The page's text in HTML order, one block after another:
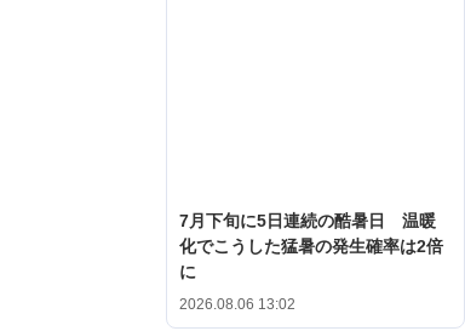
7月下旬に5日連続の酷暑日 温暖
化でこうした猛暑の発生確率は2倍
に
2026.08.06 13:02